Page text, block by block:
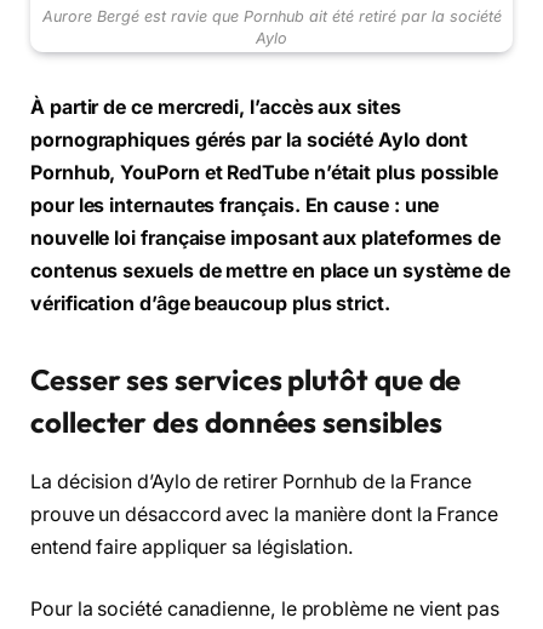
Aurore Bergé est ravie que Pornhub ait été retiré par la société
Aylo
À partir de ce mercredi, l’accès aux sites
pornographiques gérés par la société Aylo dont
Pornhub, YouPorn et RedTube n’était plus possible
pour les internautes français. En cause : une
nouvelle loi française imposant aux plateformes de
contenus sexuels de mettre en place un système de
vérification d’âge beaucoup plus strict.
Cesser ses services plutôt que de
collecter des données sensibles
La décision d’Aylo de retirer Pornhub de la France
prouve un désaccord avec la manière dont la France
entend faire appliquer sa législation.
Pour la société canadienne, le problème ne vient pas